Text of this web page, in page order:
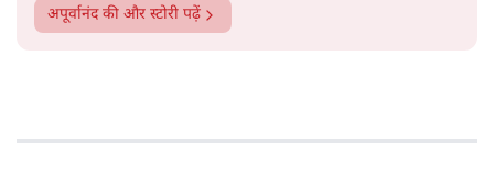
अपूर्वानंदकी और स्टोरी पढ़ें